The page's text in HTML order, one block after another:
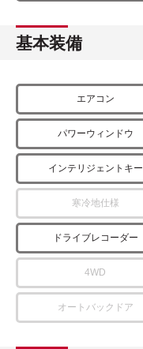
基本装備
エアコン
パワーウィンドウ
インテリジェントキー
寒冷地仕様
ドライブレコーダー
4WD
オートバックドア